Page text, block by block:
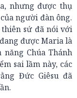
nhưng được thụ
người đàn ông.
sứ đã nói với
được Maria là
Chúa Thánh
sai lầm này, các
Đức Giêsu đã